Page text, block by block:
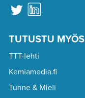
TUTUSTU MYÖS
TTT-lehti
Kemiamedia.fi
Tunne & Mieli